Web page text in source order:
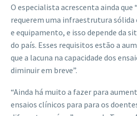
O especialista acrescenta ainda que
requerem uma infraestrutura sólida
e equipamento, e isso depende da
do país. Esses requisitos estão a
que a lacuna na capacidade dos
diminuir em breve”.
“Ainda há muito a fazer para
ensaios clínicos para para os